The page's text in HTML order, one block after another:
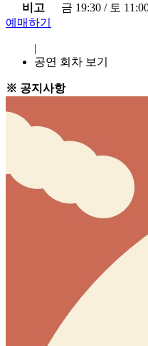
비고
금 19:30 / 토
예매하기
|
공연 회차 보기
※ 공지사항